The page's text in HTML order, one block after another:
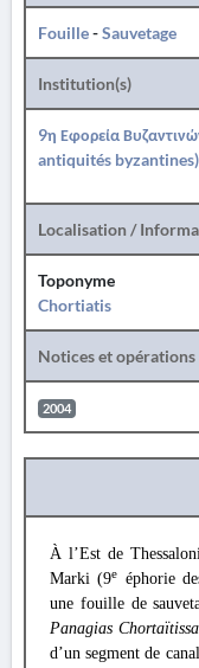
Fouille-Sauvetage
Institution(s)
9η Εφορεία
antiquités byzantines)
Localisation /
Toponyme
Chortiatis
Notices et opérations
2004
À l’Est de
Marki (9e
éphorie
une fouille de
Panagias
d’un segment de